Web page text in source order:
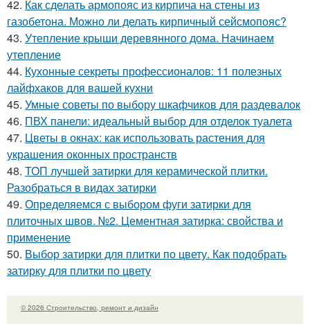
42. Как сделать армопояс из кирпича на стены из
газобетона. Можно ли делать кирпичный сейсмопояс?
43. Утепление крыши деревянного дома. Начинаем
утепление
44. Кухонные секреты профессионалов: 11 полезных
лайфхаков для вашей кухни
45. Умные советы по выбору шкафчиков для раздевалок
46. ПВХ панели: идеальный выбор для отделок туалета
47. Цветы в окнах: как использовать растения для
украшения оконных пространств
48. ТОП лучшей затирки для керамической плитки.
Разобраться в видах затирки
49. Определяемся с выбором фуги затирки для
плиточных швов. №2. Цементная затирка: свойства и
применение
50. Выбор затирки для плитки по цвету. Как подобрать
затирку для плитки по цвету
© 2026 Строительство, ремонт и дизайн